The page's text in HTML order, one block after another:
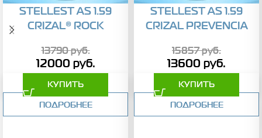
STELLEST AS 1.59
CRIZAL® ROCK
13790руб.
12000 руб.
КУПИТЬ
ПОДРОБНЕЕ
STELLEST AS 1.59
CRIZAL PREVENCIA
15857руб.
13600 руб.
КУПИТЬ
ПОДРОБНЕЕ